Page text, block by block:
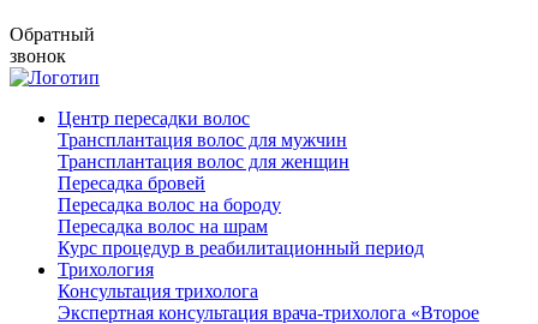
Обратный
звонок
Центр пересадки волос
Трансплантация волос для мужчин
Трансплантация волос для женщин
Пересадка бровей
Пересадка волос на бороду
Пересадка волос на шрам
Курс процедур в реабилитационный период
Трихология
Консультация трихолога
Экспертная консультация врача-трихолога «Второе